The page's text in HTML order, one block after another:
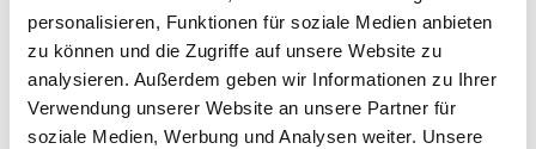
personalisieren, Funktionen für soziale Medien anbieten
zu können und die Zugriffe auf unsere Website zu
analysieren. Außerdem geben wir Informationen zu Ihrer
Verwendung unserer Website an unsere Partner für
soziale Medien, Werbung und Analysen weiter. Unsere
Passendes Fahrzeug nicht dabei?
Fahrzeug-Suche für AT-Servopumpen
Oder einfachim Chat nachfragen.